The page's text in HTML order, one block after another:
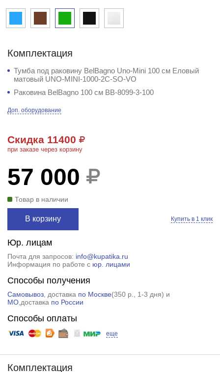
Комплектация
Тумба под раковину BelBagno Uno-Mini 100 см Еловый
матовый UNO-MINI-1000-2C-SO-VO
Раковина BelBagno 100 см BB-8099-3-100
Доп. оборудование
Скидка 11400
при заказе через корзину
57 000
Товар в наличии
В корзину Купить в 1 клик
Юр. лицам
Почта для запросов: info@kupatika.ru
Информация по работе с юр. лицами
Способы получения
Самовывоз, доставка по Москве(350 р.
, 1-3 дня) и
МО,доставка по России
Способы оплаты
еще
Комплектация